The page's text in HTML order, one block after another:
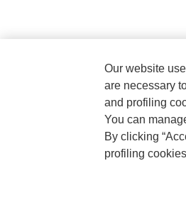
Our website
are necessary
and profiling
You can
By clicking
profiling